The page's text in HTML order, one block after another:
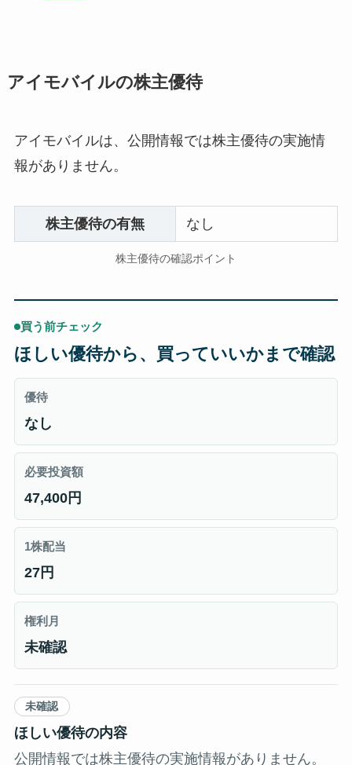
アイモバイルの株主優待
アイモバイルは、公開情報では株主優待の実施情
報がありません。
株主優待の有無 なし
株主優待の確認ポイント
買う前チェック
ほしい優待から、買っていいかまで確認
優待
なし
必要投資額
47,400円
1株配当
27円
権利月
未確認
未確認
ほしい優待の内容
公開情報では株主優待の実施情報がありません。